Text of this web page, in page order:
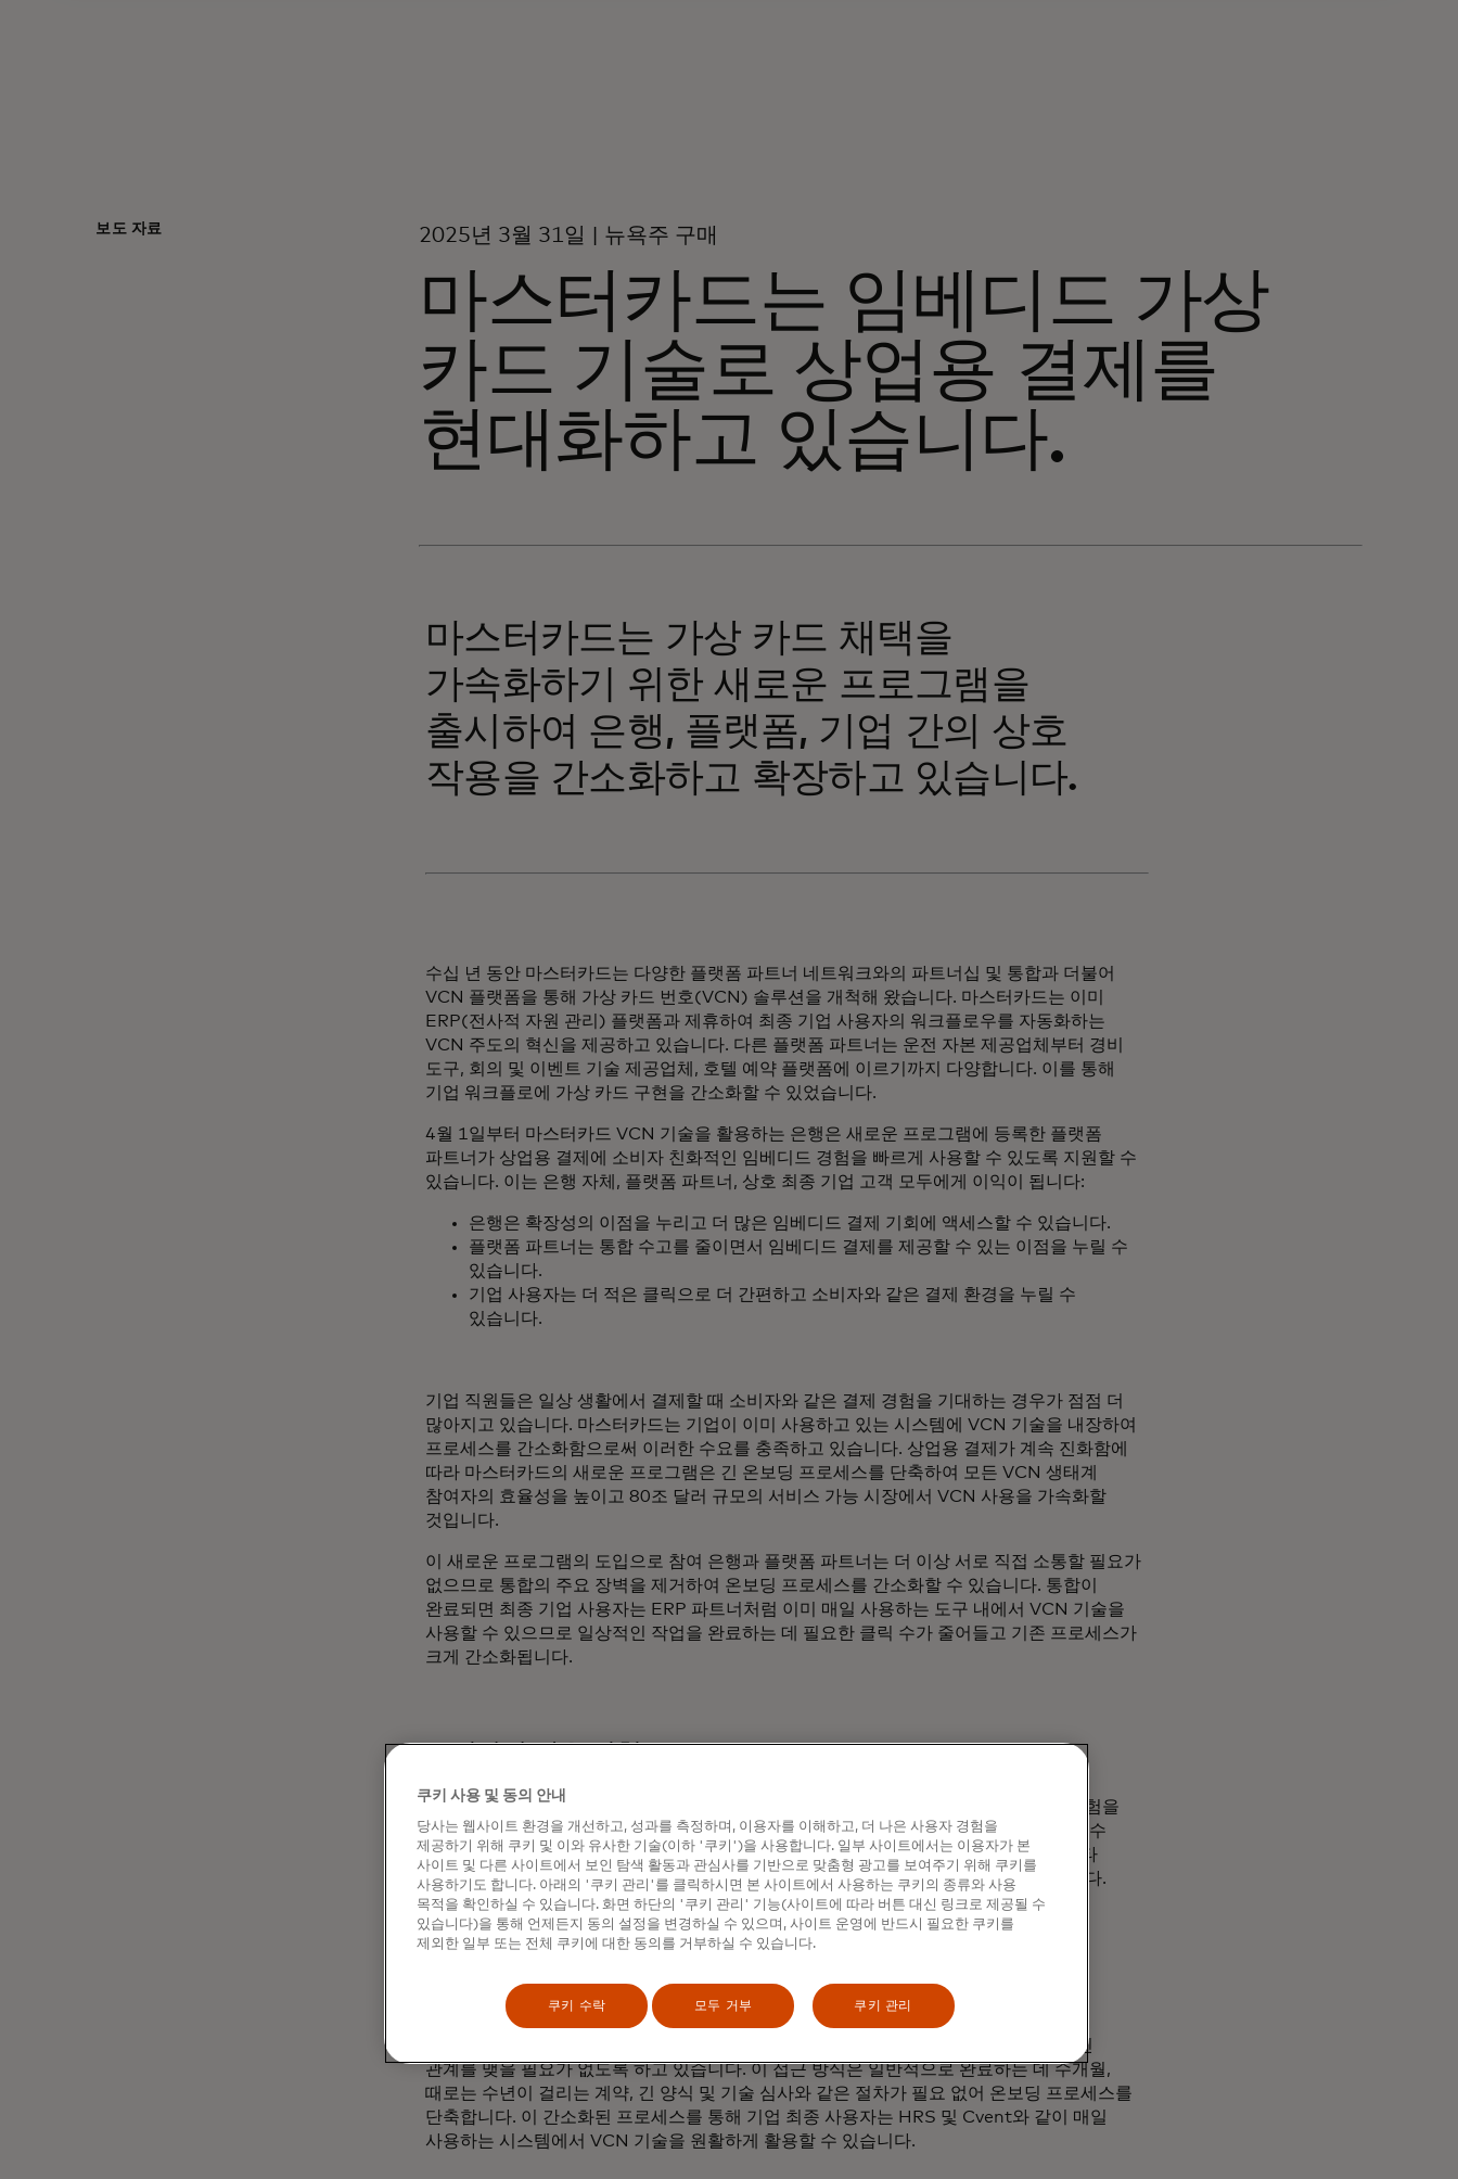
보도 자료 2025년 3월 31일 | 뉴욕주 구매
마스터카드는 임베디드 가상
카드 기술로 상업용 결제를
현대화하고 있습니다.
마스터카드는 가상 카드 채택을
가속화하기 위한 새로운 프로그램을
출시하여 은행, 플랫폼, 기업 간의 상호
작용을 간소화하고 확장하고 있습니다.
수십 년 동안 마스터카드는 다양한 플랫폼 파트너 네트워크와의 파트너십 및 통합과 더불어
VCN 플랫폼을 통해 가상 카드 번호(VCN) 솔루션을 개척해 왔습니다. 마스터카드는 이미
ERP(전사적 자원 관리) 플랫폼과 제휴하여 최종 기업 사용자의 워크플로우를 자동화하는
VCN 주도의 혁신을 제공하고 있습니다. 다른 플랫폼 파트너는 운전 자본 제공업체부터 경비
도구, 회의 및 이벤트 기술 제공업체, 호텔 예약 플랫폼에 이르기까지 다양합니다. 이를 통해
기업 워크플로에 가상 카드 구현을 간소화할 수 있었습니다.
4월 1일부터 마스터카드 VCN 기술을 활용하는 은행은 새로운 프로그램에 등록한 플랫폼
파트너가 상업용 결제에 소비자 친화적인 임베디드 경험을 빠르게 사용할 수 있도록 지원할 수
있습니다. 이는 은행 자체, 플랫폼 파트너, 상호 최종 기업 고객 모두에게 이익이 됩니다:
은행은 확장성의 이점을 누리고 더 많은 임베디드 결제 기회에 액세스할 수 있습니다.
플랫폼 파트너는 통합 수고를 줄이면서 임베디드 결제를 제공할 수 있는 이점을 누릴 수
있습니다.
기업 사용자는 더 적은 클릭으로 더 간편하고 소비자와 같은 결제 환경을 누릴 수
있습니다.
기업 직원들은 일상 생활에서 결제할 때 소비자와 같은 결제 경험을 기대하는 경우가 점점 더
많아지고 있습니다. 마스터카드는 기업이 이미 사용하고 있는 시스템에 VCN 기술을 내장하여
프로세스를 간소화함으로써 이러한 수요를 충족하고 있습니다. 상업용 결제가 계속 진화함에
따라 마스터카드의 새로운 프로그램은 긴 온보딩 프로세스를 단축하여 모든 VCN 생태계
참여자의 효율성을 높이고 80조 달러 규모의 서비스 가능 시장에서 VCN 사용을 가속화할
것입니다.
이 새로운 프로그램의 도입으로 참여 은행과 플랫폼 파트너는 더 이상 서로 직접 소통할 필요가
없으므로 통합의 주요 장벽을 제거하여 온보딩 프로세스를 간소화할 수 있습니다. 통합이
완료되면 최종 기업 사용자는 ERP 파트너처럼 이미 매일 사용하는 도구 내에서 VCN 기술을
사용할 수 있으므로 일상적인 작업을 완료하는 데 필요한 클릭 수가 줄어들고 기존 프로세스가
크게 간소화됩니다.
소비자와 같은 경험
서로 다른 분산된 결제 시스템으로 인해 기업 직원들이 기대하는 소비자와 같은 결제 경험을
제공하지 못합니다. VCN 기술은 매일 사용하는 시스템 내에서 결제를 원활하게 완료할 수
있도록 지원하여 이러한 문제를 해결할 수 있습니다. 예를 들어, VCN으로 송장이나 기타
비용을 지불할 때 버튼 클릭 한 번으로 간편하게 처리하거나 자동으로 처리할 수 있습니다.
신속하고 마찰 없는 온보딩
마스터카드는 온보딩을 간소화하여 참여 은행과 플랫폼 파트너가 더 이상 서로 직접적인
관계를 맺을 필요가 없도록 하고 있습니다. 이 접근 방식은 일반적으로 완료하는 데 수개월,
때로는 수년이 걸리는 계약, 긴 양식 및 기술 심사와 같은 절차가 필요 없어 온보딩 프로세스를
단축합니다. 이 간소화된 프로세스를 통해 기업 최종 사용자는 HRS 및 Cvent와 같이 매일
사용하는 시스템에서 VCN 기술을 원활하게 활용할 수 있습니다.
쿠키 사용 및 동의 안내
당사는 웹사이트 환경을 개선하고, 성과를 측정하며, 이용자를 이해하고, 더 나은 사용자 경험을
제공하기 위해 쿠키 및 이와 유사한 기술(이하 '쿠키')을 사용합니다. 일부 사이트에서는 이용자가 본
사이트 및 다른 사이트에서 보인 탐색 활동과 관심사를 기반으로 맞춤형 광고를 보여주기 위해 쿠키를
사용하기도 합니다. 아래의 '쿠키 관리'를 클릭하시면 본 사이트에서 사용하는 쿠키의 종류와 사용
목적을 확인하실 수 있습니다. 화면 하단의 '쿠키 관리' 기능(사이트에 따라 버튼 대신 링크로 제공될 수
있습니다)을 통해 언제든지 동의 설정을 변경하실 수 있으며, 사이트 운영에 반드시 필요한 쿠키를
제외한 일부 또는 전체 쿠키에 대한 동의를 거부하실 수 있습니다.
쿠키 수락 모두 거부 쿠키 관리